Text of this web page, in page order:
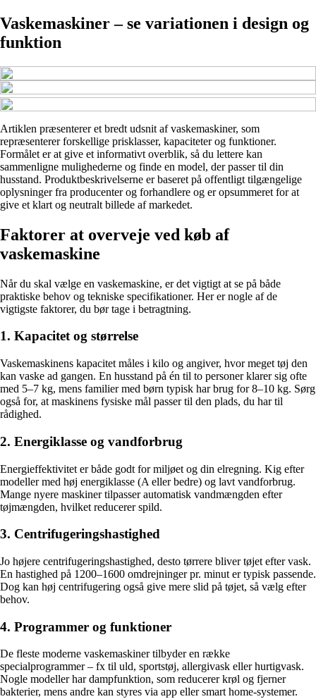
Vaskemaskiner – se variationen i design og
funktion
Artiklen præsenterer et bredt udsnit af vaskemaskiner, som
repræsenterer forskellige prisklasser, kapaciteter og funktioner.
Formålet er at give et informativt overblik, så du lettere kan
sammenligne mulighederne og finde en model, der passer til din
husstand. Produktbeskrivelserne er baseret på offentligt tilgængelige
oplysninger fra producenter og forhandlere og er opsummeret for at
give et klart og neutralt billede af markedet.
Faktorer at overveje ved køb af
vaskemaskine
Når du skal vælge en vaskemaskine, er det vigtigt at se på både
praktiske behov og tekniske specifikationer. Her er nogle af de
vigtigste faktorer, du bør tage i betragtning.
1. Kapacitet og størrelse
Vaskemaskinens kapacitet måles i kilo og angiver, hvor meget tøj den
kan vaske ad gangen. En husstand på én til to personer klarer sig ofte
med 5–7 kg, mens familier med børn typisk har brug for 8–10 kg. Sørg
også for, at maskinens fysiske mål passer til den plads, du har til
rådighed.
2. Energiklasse og vandforbrug
Energieffektivitet er både godt for miljøet og din elregning. Kig efter
modeller med høj energiklasse (A eller bedre) og lavt vandforbrug.
Mange nyere maskiner tilpasser automatisk vandmængden efter
tøjmængden, hvilket reducerer spild.
3. Centrifugeringshastighed
Jo højere centrifugeringshastighed, desto tørrere bliver tøjet efter vask.
En hastighed på 1200–1600 omdrejninger pr. minut er typisk passende.
Dog kan høj centrifugering også give mere slid på tøjet, så vælg efter
behov.
4. Programmer og funktioner
De fleste moderne vaskemaskiner tilbyder en række
specialprogrammer – fx til uld, sportstøj, allergivask eller hurtigvask.
Nogle modeller har dampfunktion, som reducerer krøl og fjerner
bakterier, mens andre kan styres via app eller smart home-systemer.